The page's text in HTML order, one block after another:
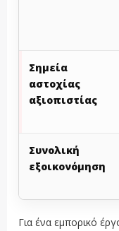
Σημεία
αστοχίας
αξιοπιστίας
Συνολική
εξοικονόμηση
Για ένα εμπορικό